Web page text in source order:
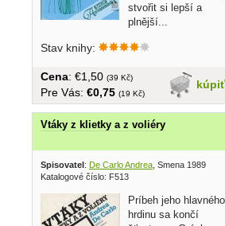
stvořit si lepší a
plnější...
Stav knihy:
kúpiť
Cena: €1,50 (39 Kč)
Pre Vás: €0,75 (19 Kč)
Vtáky z klietky a z voliéry
Spisovatel : De Carlo Andrea , Smena 1989
Katalogové číslo: F513
Príbeh jeho hlavného
hrdinu sa končí